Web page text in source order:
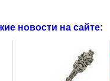
новости на сайте: